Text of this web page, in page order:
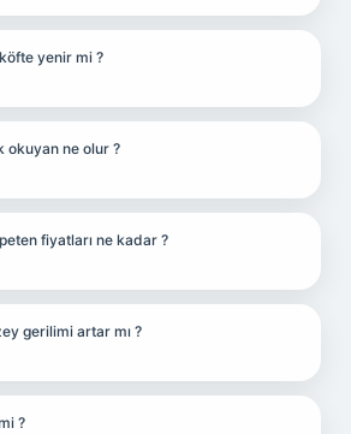
yenir mi ?
okuyan ne olur ?
fiyatları ne kadar ?
gerilimi artar mı ?
?